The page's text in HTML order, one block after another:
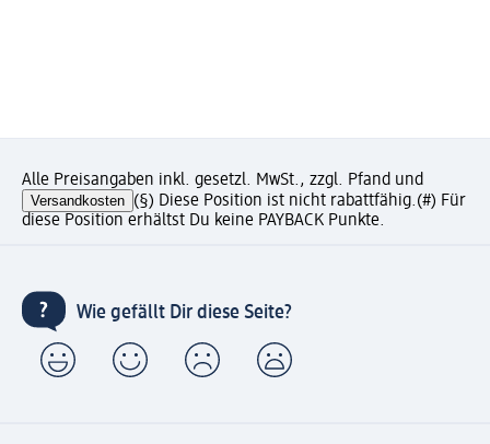
Alle Preisangaben inkl. gesetzl. MwSt., zzgl. Pfand und
Versandkosten (§) Diese Position ist nicht rabattfähig.(#) Für
diese Position erhältst Du keine PAYBACK Punkte.
Wie gefällt Dir diese Seite?